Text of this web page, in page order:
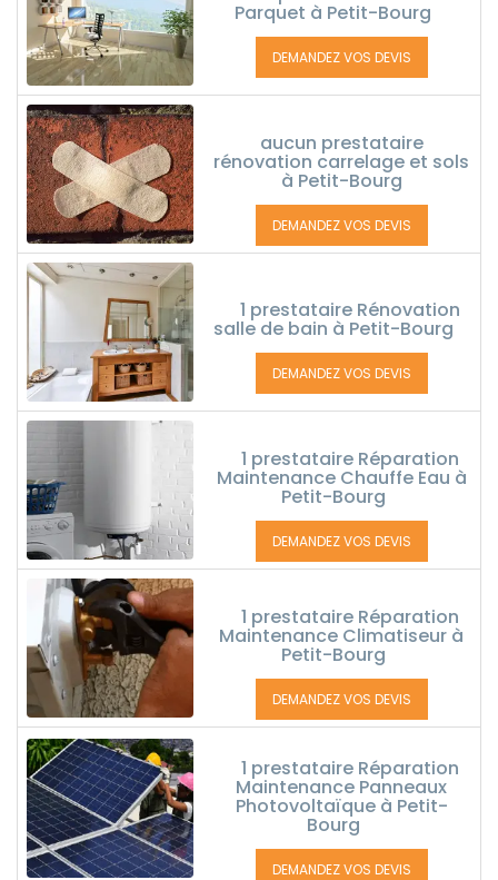
Parquet à Petit-Bourg
DEMANDEZ VOS DEVIS
aucun prestataire
rénovation carrelage et sols
à Petit-Bourg
DEMANDEZ VOS DEVIS
1 prestataire Rénovation
salle de bain à Petit-Bourg
DEMANDEZ VOS DEVIS
1 prestataire Réparation
Maintenance Chauffe Eau à
Petit-Bourg
DEMANDEZ VOS DEVIS
1 prestataire Réparation
Maintenance Climatiseur à
Petit-Bourg
DEMANDEZ VOS DEVIS
1 prestataire Réparation
Maintenance Panneaux
Photovoltaïque à Petit-
Bourg
DEMANDEZ VOS DEVIS